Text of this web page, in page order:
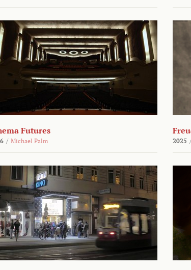
Futures
/ Michael Palm 2025